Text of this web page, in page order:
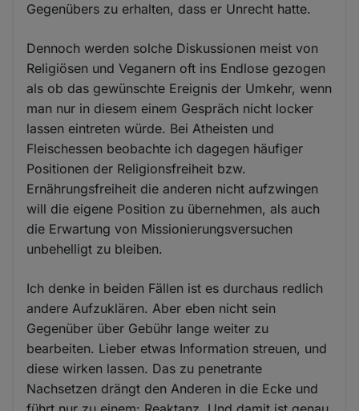
Gegenübers zu erhalten, dass er Unrecht hatte.
Dennoch werden solche Diskussionen meist von
Religiösen und Veganern oft ins Endlose gezogen
als ob das gewünschte Ereignis der Umkehr, wenn
man nur in diesem einem Gespräch nicht locker
lassen eintreten würde. Bei Atheisten und
Fleischessen beobachte ich dagegen häufiger
Positionen der Religionsfreiheit bzw.
Ernährungsfreiheit die anderen nicht aufzwingen
will die eigene Position zu übernehmen, als auch
die Erwartung von Missionierungsversuchen
unbehelligt zu bleiben.
Ich denke in beiden Fällen ist es durchaus redlich
andere Aufzuklären. Aber eben nicht sein
Gegenüber über Gebühr lange weiter zu
bearbeiten. Lieber etwas Information streuen, und
diese wirken lassen. Das zu penetrante
Nachsetzen drängt den Anderen in die Ecke und